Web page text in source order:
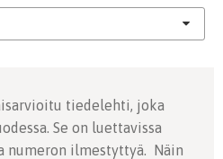
tiedelehti, joka
Se on luettavissa
numeron ilmestyttyä. Näin